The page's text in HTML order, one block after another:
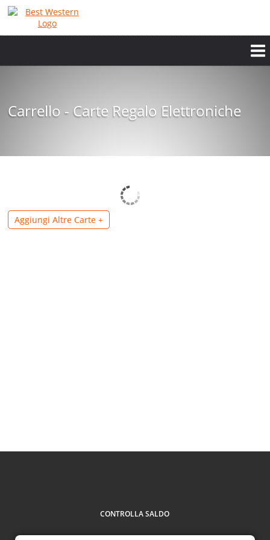
Carrello - Carte Regalo Elettroniche
Aggiungi Altre Carte+
CONTROLLA SALDO